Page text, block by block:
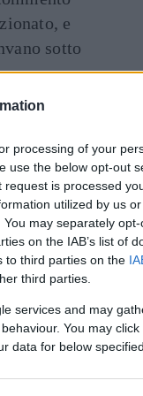
processing of your
use the below opt-out
is processed
utilized by us
may separately
on the IAB’s list of
to third parties on the
third parties.
services and may
You may
data for below
e
sotto
per
nelle
potrebbe
e la